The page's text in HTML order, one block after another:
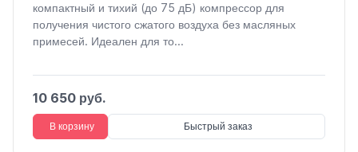
компактный и тихий (до 75 дБ) компрессор для
получения чистого сжатого воздуха без масляных
примесей. Идеален для то...
10 650 руб.
В корзину Быстрый заказ